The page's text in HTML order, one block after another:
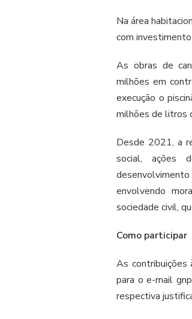
Na área
com
As obras de
milhões em
execução o
milhões de litros
Desde 2021, a
social, ações
envolvendo
sociedade civil,
Como participar
As contribuições
para o e-mail
respectiva